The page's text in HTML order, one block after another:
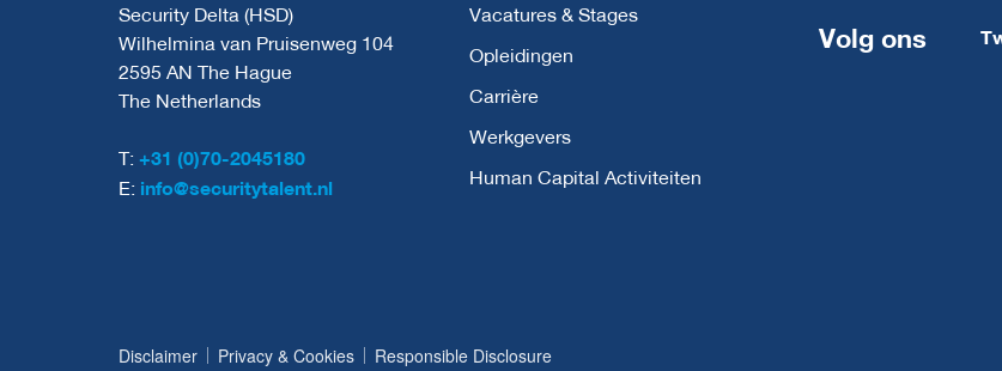
Security Delta (HSD)
Wilhelmina van Pruisenweg 104
2595 AN The Hague
The Netherlands
T: +31 (0)70-2045180
E: info@securitytalent.nl
Vacatures & Stages
Opleidingen
Carrière
Werkgevers
Human Capital Activiteiten
Volg ons
Disclaimer Privacy & Cookies Responsible Disclosure